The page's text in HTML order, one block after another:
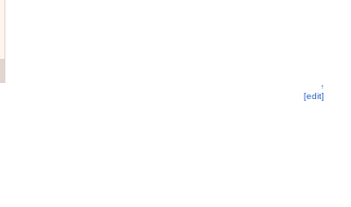
↑
[edit]